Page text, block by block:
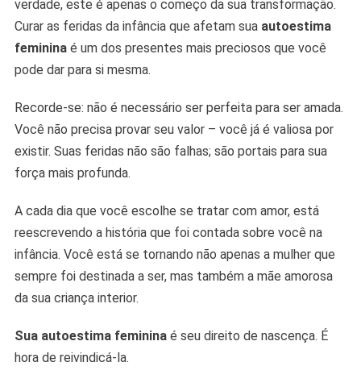
verdade, este é apenas o começo da sua transformação.
Curar as feridas da infância que afetam sua autoestima
femininaé um dos presentes mais preciosos que você
pode dar para si mesma.
Recorde-se: não é necessário ser perfeita para ser amada.
Você não precisa provar seu valor – você já é valiosa por
existir. Suas feridas não são falhas; são portais para sua
força mais profunda.
A cada dia que você escolhe se tratar com amor, está
reescrevendo a história que foi contada sobre você na
infância. Você está se tornando não apenas a mulher que
sempre foi destinada a ser, mas também a mãe amorosa
da sua criança interior.
Sua autoestima femininaé seu direito de nascença. É
hora de reivindicá-la.